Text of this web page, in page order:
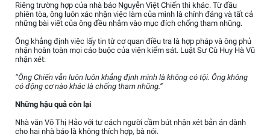
Riêng trường hợp của nhà báo Nguyễn Việt Chiến thì khác. Từ đầu
phiên tòa, ông luôn xác nhận việc làm của mình là chính đáng và tất cả
những bài viết của ông đều nhắm vào mục đích chống tham nhũng.
Ông khẳng định việc lấy tin từ cơ quan điều tra là hợp pháp và ông phủ
nhận hoàn toàn mọi cáo buộc của viện kiểm sát. Luật Sư Cù Huy Hà Vũ
nhận xét:
“Ông Chiến vẫn luôn luôn khẳng định mình là không có tội. Ông không
có động cơ nào khác là chống tham nhũng.”
Những hậu quả còn lại
Nhà văn Võ Thị Hảo với tư cách người cầm bút nhận xét bản án dành
cho hai nhà báo là không thích hợp, bà nói.